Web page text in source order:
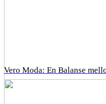
Vero Moda: En Balanse